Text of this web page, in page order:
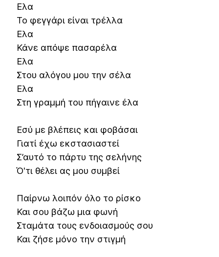
Ελα
Το φεγγάρι είναι τρέλλα
Ελα
Κάνε απόψε πασαρέλα
Ελα
Στου αλόγου μου την σέλα
Ελα
Στη γραμμή του πήγαινε έλα
Εσύ με βλέπεις και φοβάσαι
Γιατί έχω εκστασιαστεί
Σ’αυτό το πάρτυ της σελήνης
Ό'τι θέλει ας μου συμβεί
Παίρνω λοιπόν όλο το ρίσκο
Και σου βάζω μια φωνή
Σταμάτα τους ενδοιασμούς σου
Και ζήσε μόνο την στιγμή